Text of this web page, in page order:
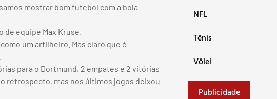
mostrar bom futebol com a bola
equipe Max Kruse.
um artilheiro. Mas claro que é
para o Dortmund, 2 empates e 2 vitórias
retrospecto, mas nos últimos jogos deixou
NFL
Tênis
Vôlei
Publicidade